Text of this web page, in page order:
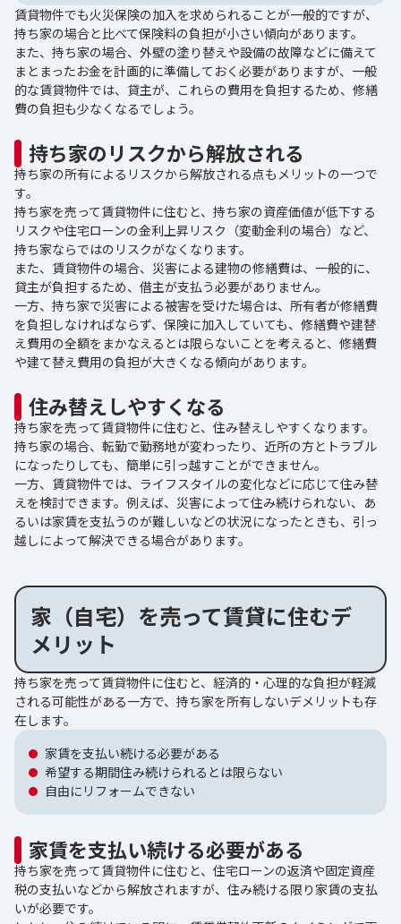
賃貸物件でも火災保険の加入を求められることが一般的ですが、
持ち家の場合と比べて保険料の負担が小さい傾向があります。
また、持ち家の場合、外壁の塗り替えや設備の故障などに備えて
まとまったお金を計画的に準備しておく必要がありますが、一般
的な賃貸物件では、貸主が、これらの費用を負担するため、修繕
費の負担も少なくなるでしょう。
持ち家のリスクから解放される
持ち家の所有によるリスクから解放される点もメリットの一つで
す。
持ち家を売って賃貸物件に住むと、持ち家の資産価値が低下する
リスクや住宅ローンの金利上昇リスク（変動金利の場合）など、
持ち家ならではのリスクがなくなります。
また、賃貸物件の場合、災害による建物の修繕費は、一般的に、
貸主が負担するため、借主が支払う必要がありません。
一方、持ち家で災害による被害を受けた場合は、所有者が修繕費
を負担しなければならず、保険に加入していても、修繕費や建替
え費用の全額をまかなえるとは限らないことを考えると、修繕費
や建て替え費用の負担が大きくなる傾向があります。
住み替えしやすくなる
持ち家を売って賃貸物件に住むと、住み替えしやすくなります。
持ち家の場合、転勤で勤務地が変わったり、近所の方とトラブル
になったりしても、簡単に引っ越すことができません。
一方、賃貸物件では、ライフスタイルの変化などに応じて住み替
えを検討できます。例えば、災害によって住み続けられない、あ
るいは家賃を支払うのが難しいなどの状況になったときも、引っ
越しによって解決できる場合があります。
家（自宅）を売って賃貸に住むデ
メリット
持ち家を売って賃貸物件に住むと、経済的・心理的な負担が軽減
される可能性がある一方で、持ち家を所有しないデメリットも存
在します。
家賃を支払い続ける必要がある
希望する期間住み続けられるとは限らない
自由にリフォームできない
家賃を支払い続ける必要がある
持ち家を売って賃貸物件に住むと、住宅ローンの返済や固定資産
税の支払いなどから解放されますが、住み続ける限り家賃の支払
いが必要です。